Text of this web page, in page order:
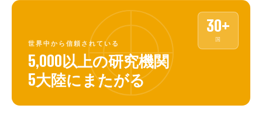
30+
国
世界中から信頼されている
5,000以上の研究機関
5大陸にまたがる